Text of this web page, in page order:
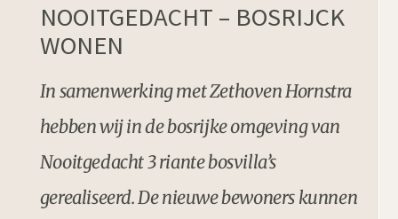
NOOITGEDACHT – BOSRIJCK
WONEN
In samenwerking met Zethoven Hornstra
hebben wij in de bosrijke omgeving van
Nooitgedacht 3 riante bosvilla’s
gerealiseerd. De nieuwe bewoners kunnen